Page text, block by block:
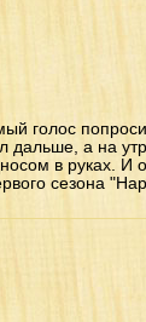
голос
дальше, а на
в руках. И
сезона